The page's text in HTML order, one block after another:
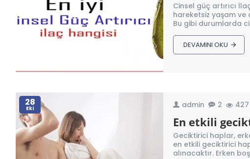
Cinsel güç artırıcı
hareketsiz yaşam ve
Bu gibi durumlarda
DEVAMINI OKU
28
Eki admin 2 427
En etkili
Geciktirici haplar,
en etkili geciktirici
alınacaktır. Erken